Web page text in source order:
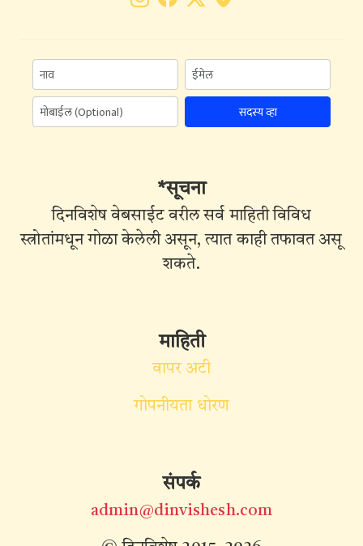
सदस्य व्हा
*सूचना
दिनविशेष वेबसाईट वरील सर्व माहिती विविध
स्त्रोतांमधून गोळा केलेली असून, त्यात काही तफावत असू
शकते.
माहिती
वापर अटी
गोपनीयता धोरण
संपर्क
admin@dinvishesh.com